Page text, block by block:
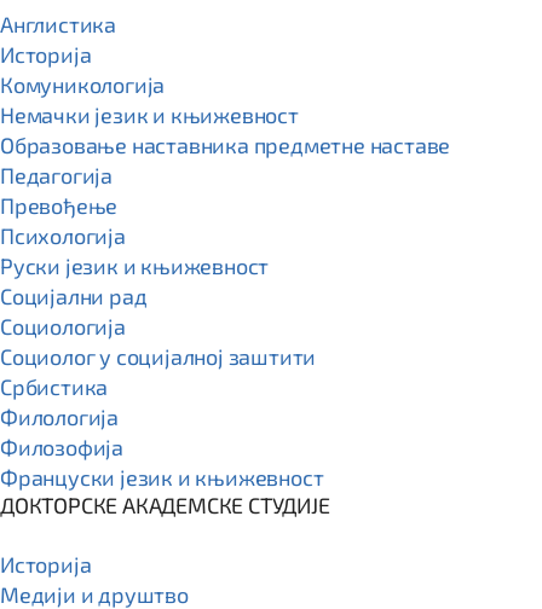
Англистика
Историја
Комуникологија
Немачки језик и књижевност
Образовање наставника предметне наставе
Педагогија
Превођење
Психологија
Руски језик и књижевност
Социјални рад
Социологија
Социолог у социјалној заштити
Србистика
Филологија
Филозофија
Француски језик и књижевност
ДОКТОРСКЕ АКАДЕМСКЕ СТУДИЈЕ
Историја
Медији и друштво